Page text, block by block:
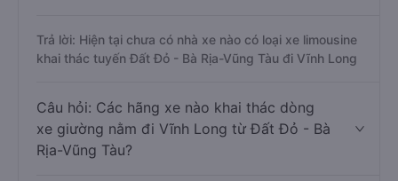
Trả lời: Hiện tại chưa có nhà xe nào có loại xe limousine
khai thác tuyến Đất Đỏ - Bà Rịa-Vũng Tàu đi Vĩnh Long
Câu hỏi: Các hãng xe nào khai thác dòng
xe giường nằm đi Vĩnh Long từ Đất Đỏ - Bà
Rịa-Vũng Tàu?